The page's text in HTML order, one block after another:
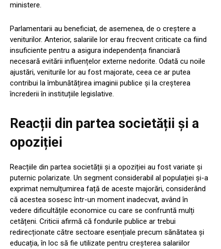
ministere.
Parlamentarii au beneficiat, de asemenea, de o creștere a
veniturilor. Anterior, salariile lor erau frecvent criticate ca fiind
insuficiente pentru a asigura independența financiară
necesară evitării influențelor externe nedorite. Odată cu noile
ajustări, veniturile lor au fost majorate, ceea ce ar putea
contribui la îmbunătățirea imaginii publice și la creșterea
încrederii în instituțiile legislative.
Reacții din partea societății și a
opoziției
Reacțiile din partea societății și a opoziției au fost variate și
puternic polarizate. Un segment considerabil al populației și-a
exprimat nemulțumirea față de aceste majorări, considerând
că acestea sosesc într-un moment inadecvat, având în
vedere dificultățile economice cu care se confruntă mulți
cetățeni. Criticii afirmă că fondurile publice ar trebui
redirecționate către sectoare esențiale precum sănătatea și
educația, în loc să fie utilizate pentru creșterea salariilor